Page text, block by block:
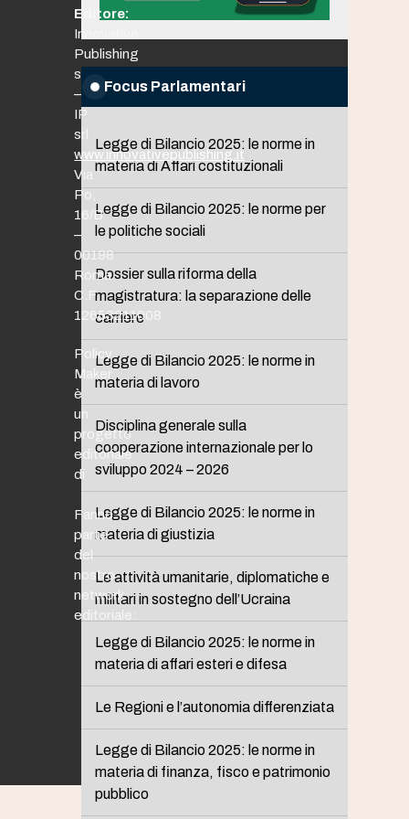
Focus Parlamentari
Legge di Bilancio 2025: le norme in
materia di Affari costituzionali
Legge di Bilancio 2025: le norme per
le politiche sociali
Dossier sulla riforma della
magistratura: la separazione delle
carriere
Legge di Bilancio 2025: le norme in
materia di lavoro
Disciplina generale sulla
cooperazione internazionale per lo
sviluppo 2024 – 2026
Legge di Bilancio 2025: le norme in
materia di giustizia
Le attività umanitarie, diplomatiche e
militari in sostegno dell’Ucraina
Legge di Bilancio 2025: le norme in
materia di affari esteri e difesa
Le Regioni e l’autonomia differenziata
Legge di Bilancio 2025: le norme in
materia di finanza, fisco e patrimonio
pubblico
Editore:
Innovative
Publishing
srl
–
IP
srl
www.innovativepublishing.it
Via
Po,
16/B
–
00198
Roma
C.F.
12653211008
Policy
Maker
è
un
progetto
editoriale
di
Fanno
parte
del
nostro
network
editoriale: